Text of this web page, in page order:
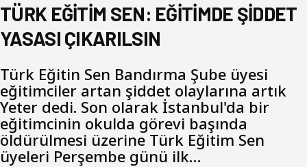
TÜRK EĞİTİM SEN: EĞİTİMDE ŞİDDET
YASASI ÇIKARILSIN
Türk Eğitin Sen Bandırma Şube üyesi
eğitimciler artan şiddet olaylarına artık
Yeter dedi. Son olarak İstanbul'da bir
eğitimcinin okulda görevi başında
öldürülmesi üzerine Türk Eğitim Sen
üyeleri Perşembe günü ilk…